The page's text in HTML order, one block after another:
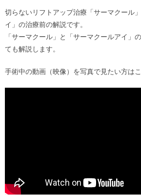
切らないリフトアップ治療「 サーマクール
イ 」の治療前の解説です。
「 サーマクール 」と「 サーマクールアイ 」
ても解説します。
手術中の動画（映像）を写真で見たい方は